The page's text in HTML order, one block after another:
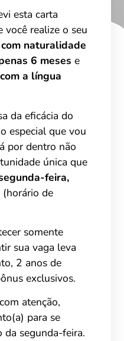
esta carta
realize o seu
naturalidade
6 meses e
a língua
da eficácia do
especial que vou
por dentro não
única que
feira,
(horário de
somente
sua vaga leva
2 anos de
exclusivos.
atenção,
para se
segunda-feira.